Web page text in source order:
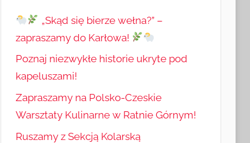
„Skąd się bierze wełna?” –
zapraszamy do Karłowa!
Poznaj niezwykłe historie ukryte pod
kapeluszami!
Zapraszamy na Polsko-Czeskie
Warsztaty Kulinarne w Ratnie Górnym!
Ruszamy z Sekcją Kolarską